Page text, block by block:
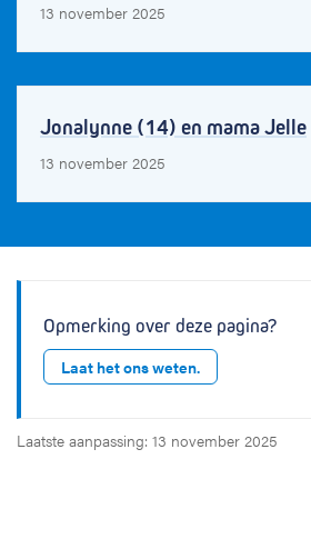
13 november 2025
Jonalynne (14) en mama Jelle
13 november 2025
Opmerking over deze pagina?
Laat het ons weten.
Laatste aanpassing: 13 november 2025